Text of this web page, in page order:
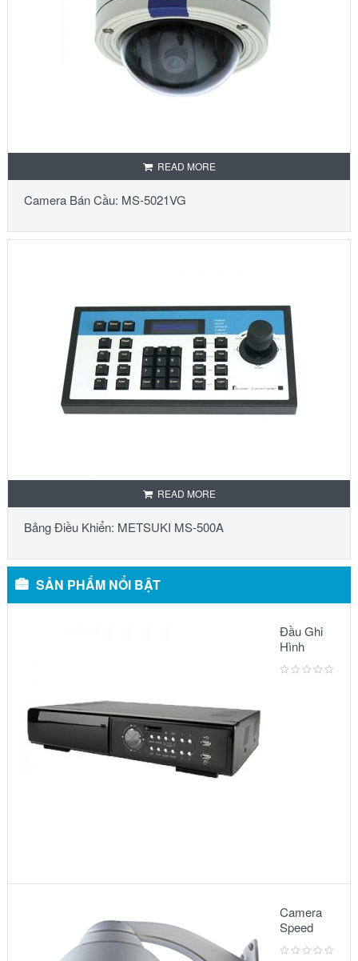
READ MORE
Camera Bán Cầu: MS-5021VG
READ MORE
Bảng Điều Khiển: METSUKI MS-500A
SẢN PHẨM NỔI BẬT
Đầu Ghi
Hình
Camera:
MODEL
Camera
Speed
Dome:
Model